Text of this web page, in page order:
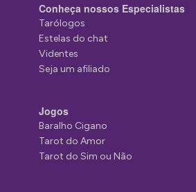
Conheça nossos Especialistas
Tarólogos
Estelas do chat
Videntes
Seja um afiliado
Jogos
Baralho Cigano
Tarot do Amor
Tarot do Sim ou Não